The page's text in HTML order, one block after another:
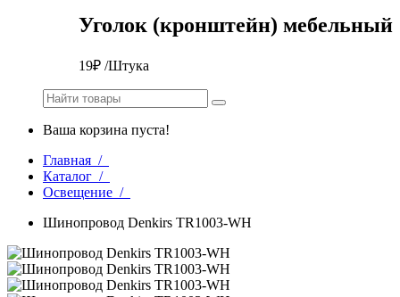
Уголок (кронштейн) мебельный
19₽ /Штука
Ваша корзина пуста!
Главная /
Каталог /
Освещение /
Шинопровод Denkirs TR1003-WH